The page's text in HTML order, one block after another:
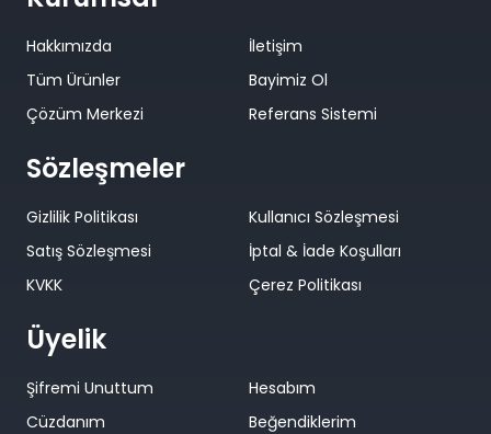
Hakkımızda
İletişim
Tüm Ürünler
Bayimiz Ol
Çözüm Merkezi
Referans Sistemi
Sözleşmeler
Gizlilik Politikası
Kullanıcı Sözleşmesi
Satış Sözleşmesi
İptal & İade Koşulları
KVKK
Çerez Politikası
Üyelik
Şifremi Unuttum
Hesabım
Cüzdanım
Beğendiklerim